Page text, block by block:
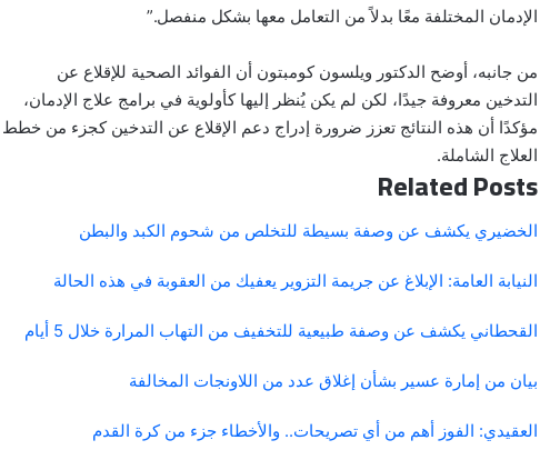
الإدمان المختلفة معًا بدلاً من التعامل معها بشكل منفصل.”
من جانبه، أوضح الدكتور ويلسون كومبتون أن الفوائد الصحية للإقلاع عن
التدخين معروفة جيدًا، لكن لم يكن يُنظر إليها كأولوية في برامج علاج الإدمان،
مؤكدًا أن هذه النتائج تعزز ضرورة إدراج دعم الإقلاع عن التدخين كجزء من خطط
العلاج الشاملة.
Related Posts
الخضيري يكشف عن وصفة بسيطة للتخلص من شحوم الكبد والبطن
النيابة العامة: الإبلاغ عن جريمة التزوير يعفيك من العقوبة في هذه الحالة
القحطاني يكشف عن وصفة طبيعية للتخفيف من التهاب المرارة خلال 5 أيام
بيان من إمارة عسير بشأن إغلاق عدد من اللاونجات المخالفة
العقيدي: الفوز أهم من أي تصريحات.. والأخطاء جزء من كرة القدم